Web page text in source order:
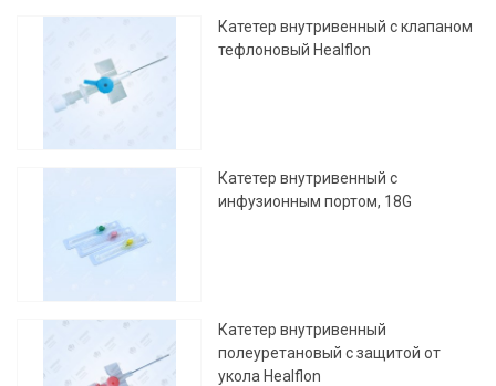
Катетер внутривенный с клапаном
тефлоновый Healflon
Катетер внутривенный с
инфузионным портом, 18G
Катетер внутривенный
полеуретановый с защитой от
укола Healflon